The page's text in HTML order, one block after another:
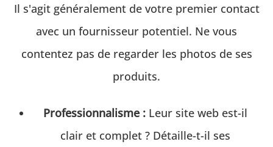
Il s'agit généralement de votre premier contact
avec un fournisseur potentiel. Ne vous
contentez pas de regarder les photos de ses
produits.
Professionnalisme :Leur site web est-il
clair et complet ? Détaille-t-il ses